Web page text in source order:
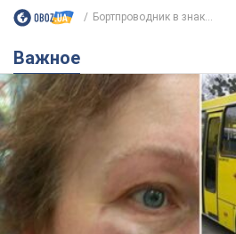
Бортпроводник в знак...
Важное